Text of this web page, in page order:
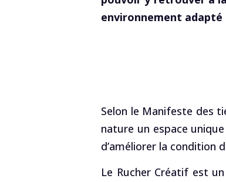
environnement
Selon le Manifeste des
nature un espace
d’améliorer la condition
Le Rucher Créatif est